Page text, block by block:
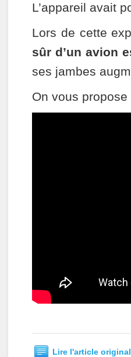
L’appareil avait
Lors de cette
sûr d’un avion
ses jambes
On vous
Lire l'article original